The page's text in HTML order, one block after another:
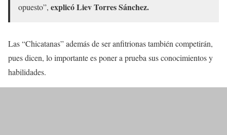
opuesto”, explicó Liev Torres Sánchez.
Las “Chicatanas” además de ser anfitrionas también competirán,
pues dicen, lo importante es poner a prueba sus conocimientos y
habilidades.